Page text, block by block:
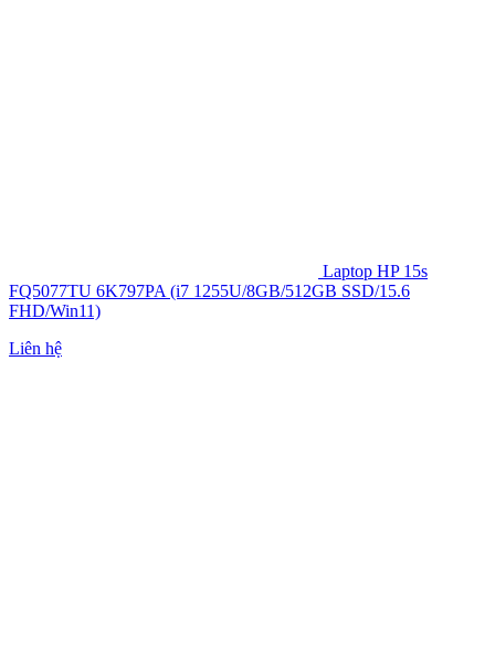
Laptop HP 15s
FQ5077TU 6K797PA (i7 1255U/8GB/512GB SSD/15.6
FHD/Win11)
Liên hệ